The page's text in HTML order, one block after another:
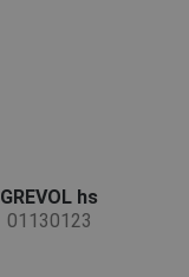
GREVOL hs
01130123